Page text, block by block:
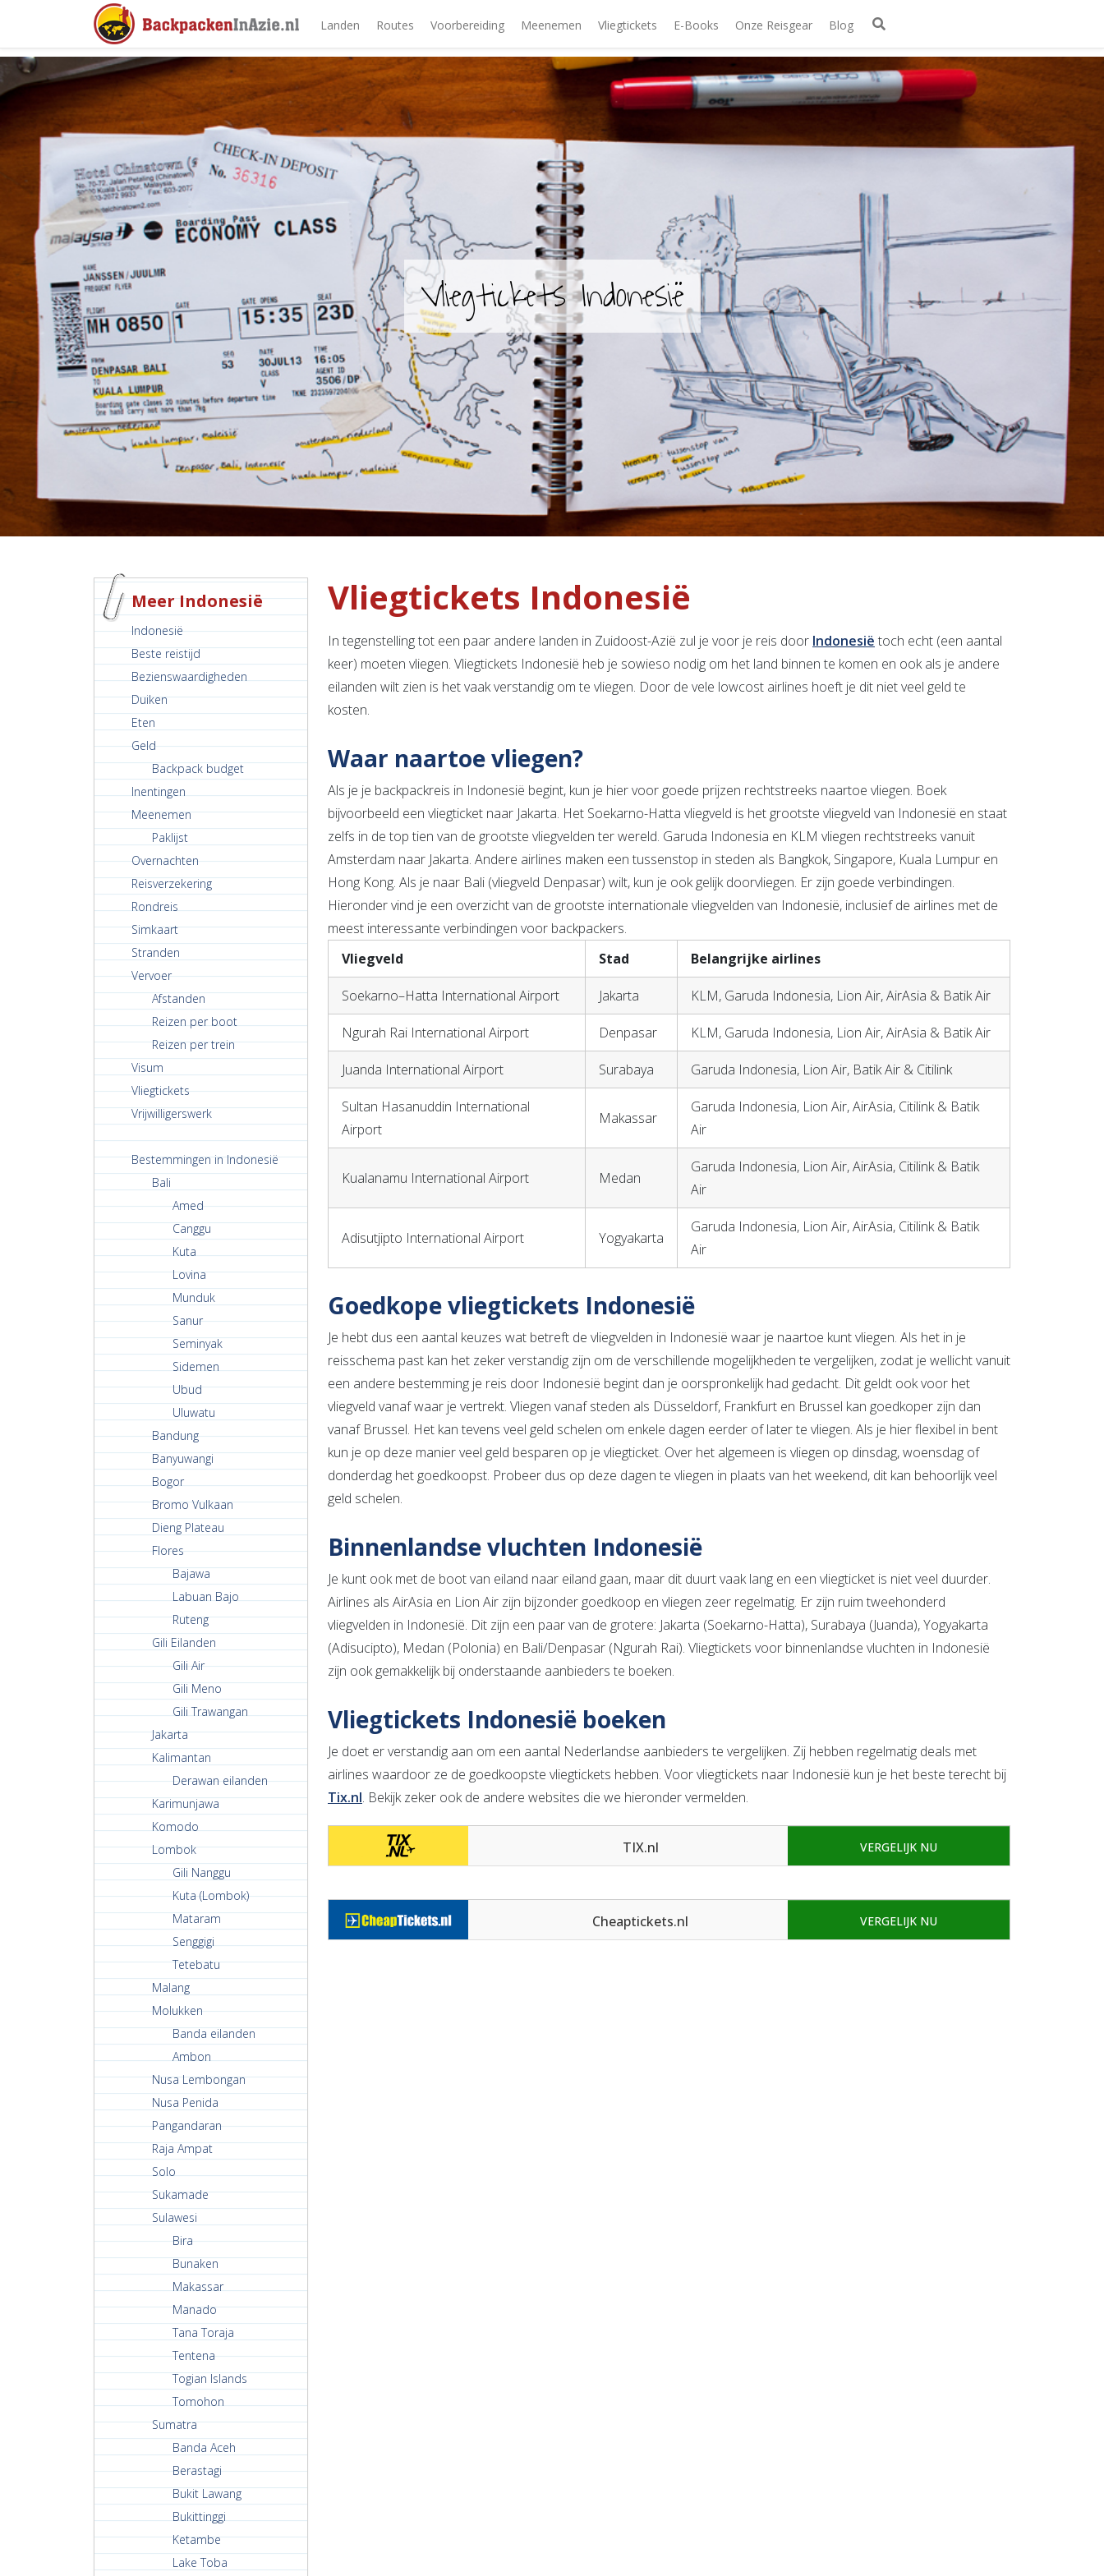
Landen Routes Voorbereiding Meenemen Vliegtickets E-Books Onze Reisgear Blog
Vliegtickets Indonesië
Meer Indonesië
Indonesië
Beste reistijd
Bezienswaardigheden
Duiken
Eten
Geld
Backpack budget
Inentingen
Meenemen
Paklijst
Overnachten
Reisverzekering
Rondreis
Simkaart
Stranden
Vervoer
Afstanden
Reizen per boot
Reizen per trein
Visum
Vliegtickets
Vrijwilligerswerk
Bestemmingen in Indonesië
Bali
Amed
Canggu
Kuta
Lovina
Munduk
Sanur
Seminyak
Sidemen
Ubud
Uluwatu
Bandung
Banyuwangi
Bogor
Bromo Vulkaan
Dieng Plateau
Flores
Bajawa
Labuan Bajo
Ruteng
Gili Eilanden
Gili Air
Gili Meno
Gili Trawangan
Jakarta
Kalimantan
Derawan eilanden
Karimunjawa
Komodo
Lombok
Gili Nanggu
Kuta (Lombok)
Mataram
Senggigi
Tetebatu
Malang
Molukken
Banda eilanden
Ambon
Nusa Lembongan
Nusa Penida
Pangandaran
Raja Ampat
Solo
Sukamade
Sulawesi
Bira
Bunaken
Makassar
Manado
Tana Toraja
Tentena
Togian Islands
Tomohon
Sumatra
Banda Aceh
Berastagi
Bukit Lawang
Bukittinggi
Ketambe
Lake Toba
Vliegtickets Indonesië
In tegenstelling tot een paar andere landen in Zuidoost-Azië zul je voor je reis door Indonesië toch echt (een aantal
keer) moeten vliegen. Vliegtickets Indonesië heb je sowieso nodig om het land binnen te komen en ook als je andere
eilanden wilt zien is het vaak verstandig om te vliegen. Door de vele lowcost airlines hoeft je dit niet veel geld te
kosten.
Waar naartoe vliegen?
Als je je backpackreis in Indonesië begint, kun je hier voor goede prijzen rechtstreeks naartoe vliegen. Boek
bijvoorbeeld een vliegticket naar Jakarta. Het Soekarno-Hatta vliegveld is het grootste vliegveld van Indonesië en staat
zelfs in de top tien van de grootste vliegvelden ter wereld. Garuda Indonesia en KLM vliegen rechtstreeks vanuit
Amsterdam naar Jakarta. Andere airlines maken een tussenstop in steden als Bangkok, Singapore, Kuala Lumpur en
Hong Kong. Als je naar Bali (vliegveld Denpasar) wilt, kun je ook gelijk doorvliegen. Er zijn goede verbindingen.
Hieronder vind je een overzicht van de grootste internationale vliegvelden van Indonesië, inclusief de airlines met de
meest interessante verbindingen voor backpackers.
Vliegveld
Stad Belangrijke airlines
Soekarno–Hatta International Airport Jakarta KLM, Garuda Indonesia, Lion Air, AirAsia & Batik Air
Ngurah Rai International Airport Denpasar KLM, Garuda Indonesia, Lion Air, AirAsia & Batik Air
Juanda International Airport Surabaya Garuda Indonesia, Lion Air, Batik Air & Citilink
Sultan Hasanuddin International
Airport
Makassar
Garuda Indonesia, Lion Air, AirAsia, Citilink & Batik
Air
Kualanamu International Airport Medan
Garuda Indonesia, Lion Air, AirAsia, Citilink & Batik
Air
Adisutjipto International Airport Yogyakarta
Garuda Indonesia, Lion Air, AirAsia, Citilink & Batik
Air
Goedkope vliegtickets Indonesië
Je hebt dus een aantal keuzes wat betreft de vliegvelden in Indonesië waar je naartoe kunt vliegen. Als het in je
reisschema past kan het zeker verstandig zijn om de verschillende mogelijkheden te vergelijken, zodat je wellicht vanuit
een andere bestemming je reis door Indonesië begint dan je oorspronkelijk had gedacht. Dit geldt ook voor het
vliegveld vanaf waar je vertrekt. Vliegen vanaf steden als Düsseldorf, Frankfurt en Brussel kan goedkoper zijn dan
vanaf Brussel. Het kan tevens veel geld schelen om enkele dagen eerder of later te vliegen. Als je hier flexibel in bent
kun je op deze manier veel geld besparen op je vliegticket. Over het algemeen is vliegen op dinsdag, woensdag of
donderdag het goedkoopst. Probeer dus op deze dagen te vliegen in plaats van het weekend, dit kan behoorlijk veel
geld schelen.
Binnenlandse vluchten Indonesië
Je kunt ook met de boot van eiland naar eiland gaan, maar dit duurt vaak lang en een vliegticket is niet veel duurder.
Airlines als AirAsia en Lion Air zijn bijzonder goedkoop en vliegen zeer regelmatig. Er zijn ruim tweehonderd
vliegvelden in Indonesië. Dit zijn een paar van de grotere: Jakarta (Soekarno-Hatta), Surabaya (Juanda), Yogyakarta
(Adisucipto), Medan (Polonia) en Bali/Denpasar (Ngurah Rai). Vliegtickets voor binnenlandse vluchten in Indonesië
zijn ook gemakkelijk bij onderstaande aanbieders te boeken.
Vliegtickets Indonesië boeken
Je doet er verstandig aan om een aantal Nederlandse aanbieders te vergelijken. Zij hebben regelmatig deals met
airlines waardoor ze de goedkoopste vliegtickets hebben. Voor vliegtickets naar Indonesië kun je het beste terecht bij
Tix.nl. Bekijk zeker ook de andere websites die we hieronder vermelden.
TIX.nl VERGELIJK NU
Cheaptickets.nl VERGELIJK NU